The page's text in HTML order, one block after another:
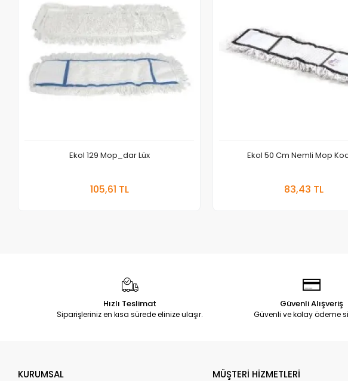
Ekol 129 Mop_dar Lüx
105,61 TL
Ekol 50 Cm Nemli Mop
83,43 TL
Hızlı Teslimat
Siparişleriniz en kısa sürede elinize ulaşır.
Güvenli Alışveriş
Güvenli ve kolay ödeme
KURUMSAL MÜŞTERİ HİZMETLERİ